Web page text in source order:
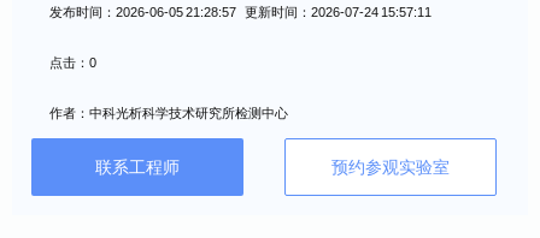
发布时间：2026-06-05 21:28:57 更新时间：2026-07-24 15:57:11
点击：0
作者：中科光析科学技术研究所检测中心
联系工程师 预约参观实验室